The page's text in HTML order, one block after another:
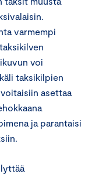
varmempi
voi
taksikilpien
asettaa
ja parantaisi